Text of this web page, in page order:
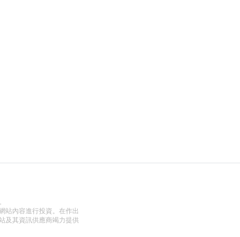
站內容進行投資。在作出
及其資訊供應商竭力提供